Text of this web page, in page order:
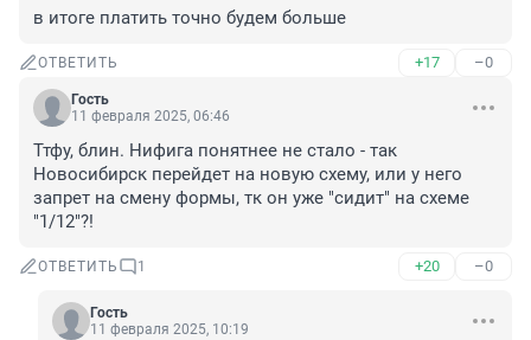
в итоге платить точно будем больше
ОТВЕТИТЬ +17 –0
Гость
11 февраля 2025, 06:46
Ттфу, блин. Нифига понятнее не стало - так
Новосибирск перейдет на новую схему, или у него
запрет на смену формы, тк он уже "сидит" на схеме
"1/12"?!
ОТВЕТИТЬ 1 +20 –0
Гость
11 февраля 2025, 10:19